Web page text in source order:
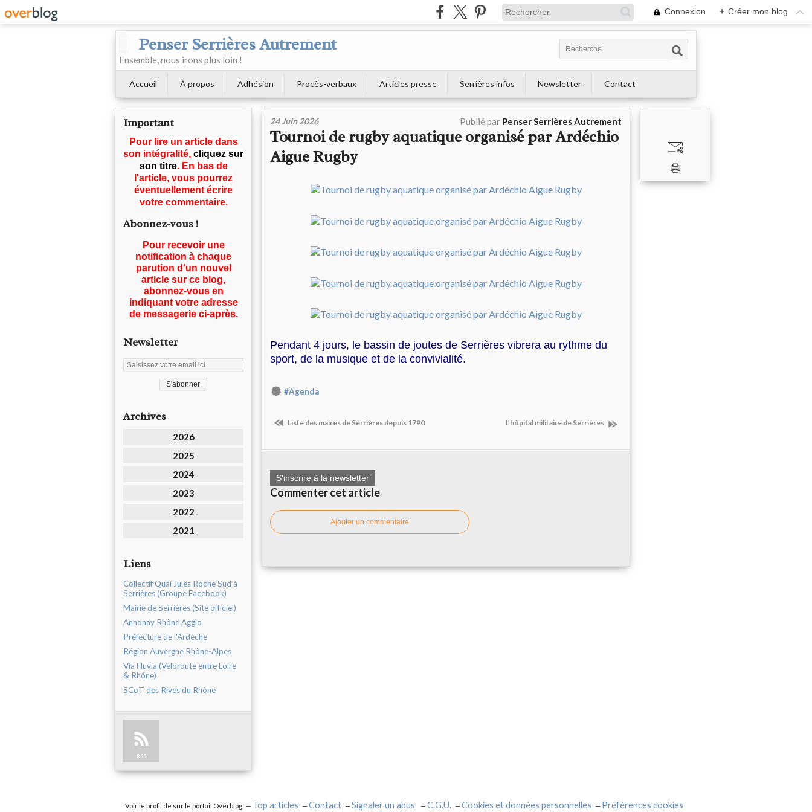
Connexion + Créer mon blog
Penser Serrières Autrement
Ensemble, nous irons plus loin !
Accueil À propos Adhésion Procès-verbaux Articles presse Serrières infos Newsletter Contact
Important
Pour lire un article dans
son intégralité, cliquez sur
son titre. En bas de
l'article, vous pourrez
éventuellement écrire
votre commentaire.
Abonnez-vous !
Pour recevoir une
notification à chaque
parution d'un nouvel
article sur ce blog,
abonnez-vous en
indiquant votre adresse
de messagerie ci-après.
Newsletter
Archives
2026
2025
2024
2023
2022
2021
Liens
Collectif Quai Jules Roche Sud à
Serrières (Groupe Facebook)
Mairie de Serrières (Site officiel)
Annonay Rhône Agglo
Préfecture de l'Ardèche
Région Auvergne Rhône-Alpes
Via Fluvia (Véloroute entre Loire
& Rhône)
SCoT des Rives du Rhône
RSS
24 Juin 2026 Publié par Penser Serrières Autrement
Tournoi de rugby aquatique organisé par Ardéchio
Aigue Rugby
Pendant 4 jours, le bassin de joutes de Serrières vibrera au rythme du
sport, de la musique et de la convivialité.
#Agenda
Liste des maires de Serrières depuis 1790 L’hôpital militaire de Serrières
S'inscrire à la newsletter
Commenter cet article
Ajouter un commentaire
Voir le profil de sur le portail Overblog Top articles Contact Signaler un abus C.G.U. Cookies et données personnelles Préférences cookies